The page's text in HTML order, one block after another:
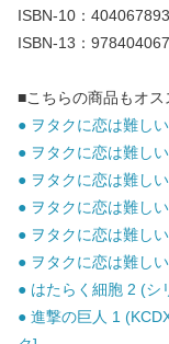
ISBN-10：
ISBN-13：
■こちらの商品もオス
● ヲタクに恋は難し
● ヲタクに恋は難し
● ヲタクに恋は難し
● ヲタクに恋は難し
● ヲタクに恋は難し
● ヲタクに恋は難し
● はたらく細胞 2 (シ
● 進撃の巨人 1